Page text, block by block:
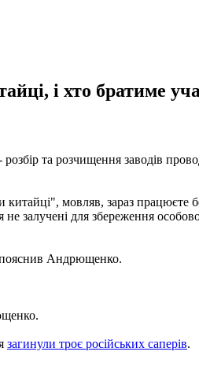
і хто братиме
та розчищення заводів
китайці", мовляв, зараз
залучені для збереження
пояснив Андрющенко.
загинули троє російських саперів.